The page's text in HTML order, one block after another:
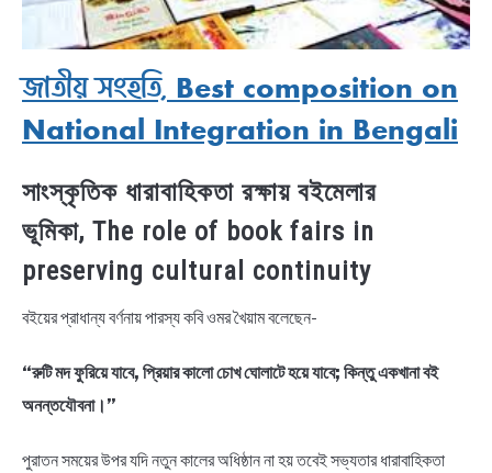
জাতীয় সংহতি, Best composition on
National Integration in Bengali
সাংস্কৃতিক ধারাবাহিকতা রক্ষায় বইমেলার
ভূমিকা, The role of book fairs in
preserving cultural continuity
বইয়ের প্রাধান্য বর্ণনায় পারস্য কবি ওমর খৈয়াম বলেছেন-
“রুটি মদ ফুরিয়ে যাবে, প্রিয়ার কালো চোখ ঘোলাটে হয়ে যাবে; কিন্তু একখানা বই
অনন্তযৌবনা।”
পুরাতন সময়ের উপর যদি নতুন কালের অধিষ্ঠান না হয় তবেই সভ্যতার ধারাবাহিকতা